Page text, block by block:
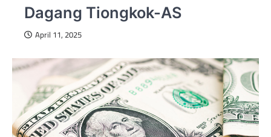
Dagang Tiongkok-AS
April 11, 2025